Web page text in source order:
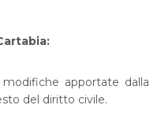
apportate dalla
del diritto civile.